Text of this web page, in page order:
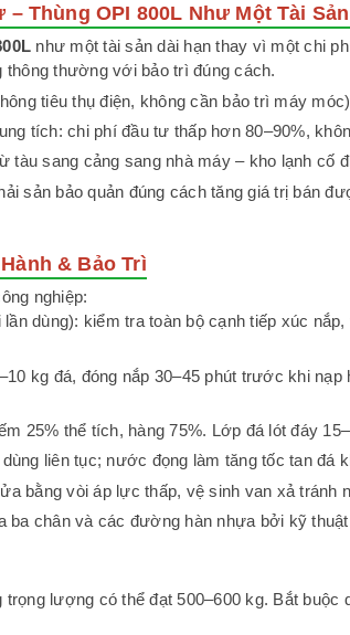
– Thùng OPI 800L Như Một Tài
như một tài sản dài hạn thay vì một chi
thông thường với bảo trì đúng cách.
tiêu thụ điện, không cần bảo trì máy
tích: chi phí đầu tư thấp hơn 80–90%,
tàu sang cảng sang nhà máy – kho lạnh cố
sản bảo quản đúng cách tăng giá trị bán
& Bảo Trì
nghiệp:
dùng): kiểm tra toàn bộ cạnh tiếp xúc
kg đá, đóng nắp 30–45 phút trước khi
25% thể tích, hàng 75%. Lớp đá lót đáy
liên tục; nước đọng làm tăng tốc tan đá
bằng vòi áp lực thấp, vệ sinh van xả tránh
ba chân và các đường hàn nhựa bởi kỹ
trọng lượng có thể đạt 500–600 kg. Bắt